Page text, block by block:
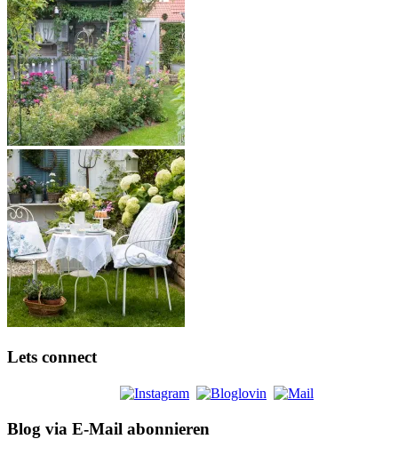
Lets connect
Blog via E-Mail abonnieren